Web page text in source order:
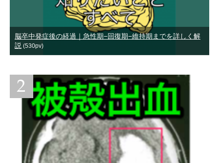
脳卒中発症後の経過｜急性期−回復期−維持期までを詳しく解
説 (530pv)